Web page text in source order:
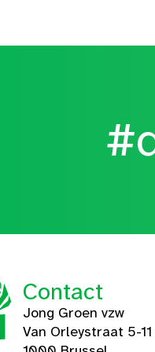
Contact
Jong Groen vzw
Van Orleystraat 5-11